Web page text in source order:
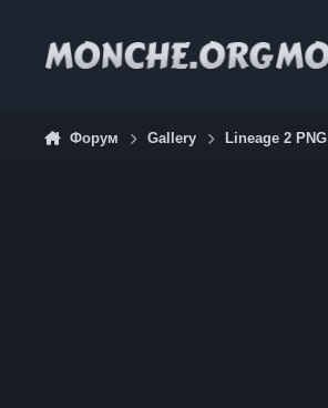
Форум Gallery Lineage 2 PNG